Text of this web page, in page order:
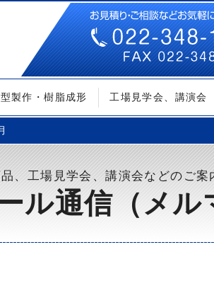
製作・樹脂成形 工場見学会、講演会
、工場見学会、講演会などのご案
ル通信（メル